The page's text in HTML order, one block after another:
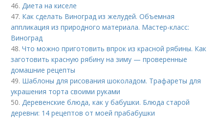
46. Диета на киселе
47. Как сделать Виноград из желудей. Объемная
аппликация из природного материала. Мастер-класс:
Виноград
48.Что можно приготовить впрок из красной рябины. Как
заготовить красную рябину на зиму — проверенные
домашние рецепты
49. Шаблоны для рисования шоколадом. Трафареты для
украшения торта своими руками
50. Деревенские блюда, как у бабушки. Блюда старой
деревни: 14 рецептов от моей прабабушки